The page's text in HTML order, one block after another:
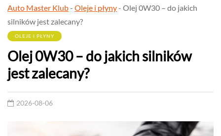
Auto Master Klub- Oleje i płyny- Olej 0W30 – do jakich
silników jest zalecany?
OLEJE I PŁYNY
Olej 0W30 – do jakich silników
jest zalecany?
2026-08-06